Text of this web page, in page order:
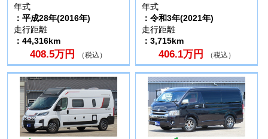
年式
：平成28年(2016年)
走行距離
：44,316km
408.5万円 （税込）
年式
：令和3年(2021年)
走行距離
：3,715km
406.1万円 （税込）